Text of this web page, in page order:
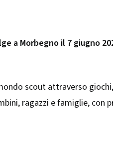
a Morbegno il 7 giugno
scout attraverso
ragazzi e famiglie, con